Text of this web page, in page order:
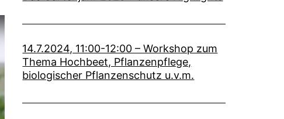
14.7.2024, 11:00-12:00 – Workshop zum
Thema Hochbeet, Pflanzenpflege,
biologischer Pflanzenschutz u.v.m.